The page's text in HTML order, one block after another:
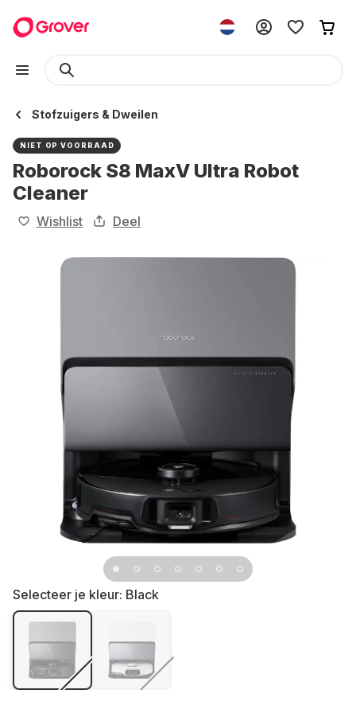
Stofzuigers & Dweilen
NIET OP VOORRAAD
Roborock S8 MaxV Ultra Robot
Cleaner
Wishlist Deel
Selecteer je kleur: Black